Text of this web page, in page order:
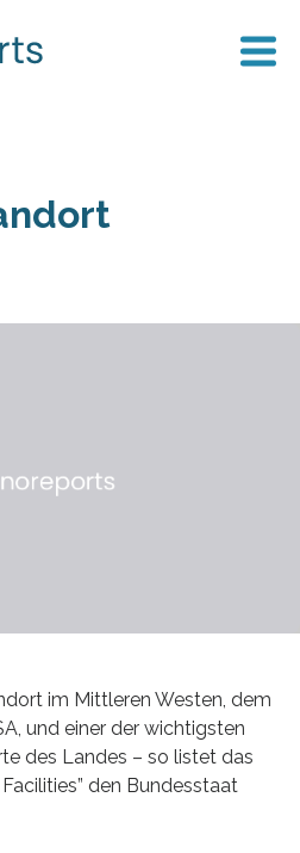
im Mittleren Westen, dem
und einer der wichtigsten
des Landes – so listet das
den Bundesstaat